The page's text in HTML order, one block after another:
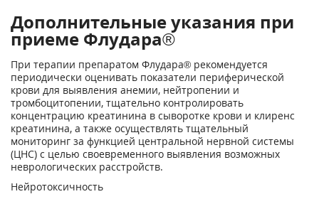
Дополнительные указания при
приеме Флудара®
При терапии препаратом Флудара® рекомендуется
периодически оценивать показатели периферической
крови для выявления анемии, нейтропении и
тромбоцитопении, тщательно контролировать
концентрацию креатинина в сыворотке крови и клиренс
креатинина, а также осуществлять тщательный
мониторинг за функцией центральной нервной системы
(ЦНС) с целью своевременного выявления возможных
неврологических расстройств.
Нейротоксичность